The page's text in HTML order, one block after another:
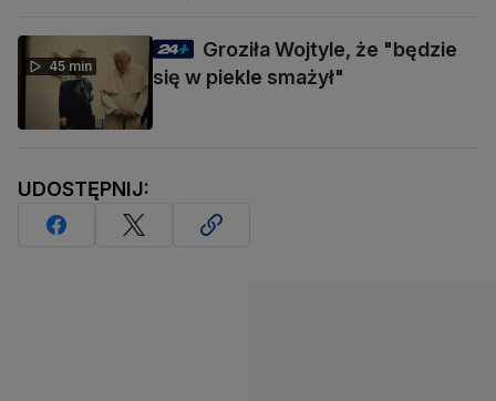
45 min
Groziła Wojtyle, że "będzie
się w piekle smażył"
UDOSTĘPNIJ: